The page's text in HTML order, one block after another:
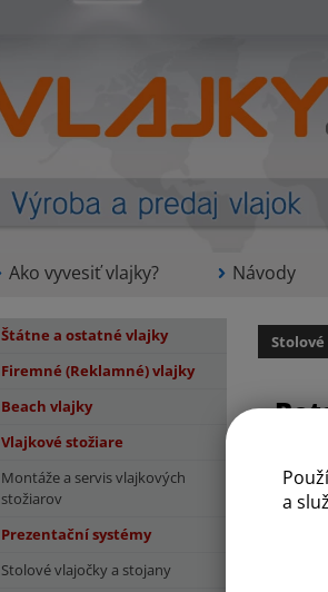
a
Ako vyvesiť vlajky? Návody
Štátne a ostatné vlajky
Firemné (Reklamné) vlajky
Beach vlajky
Vlajkové stožiare
Montáže a servis vlajkových
stožiarov
Prezentační systémy
Stolové vlajočky a stojany